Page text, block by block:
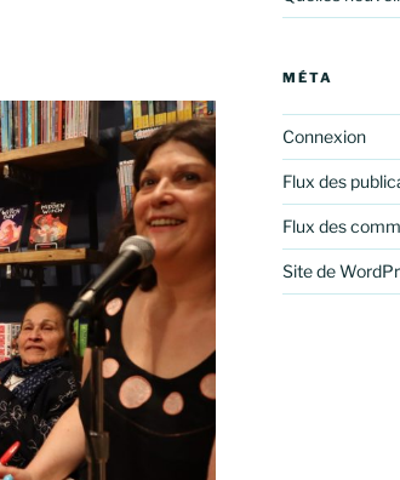
MÉTA
Connexion
Flux des
Flux des
Site de